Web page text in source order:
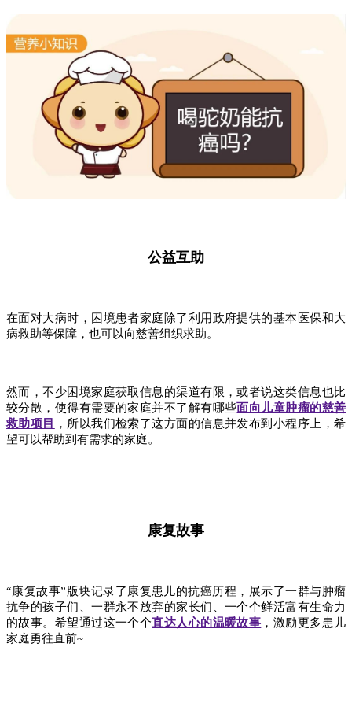
公益互助
在面对大病时，困境患者家庭除了利用政府提供的基本医保和大
病救助等保障，也可以向慈善组织求助。
然而，不少困境家庭获取信息的渠道有限，或者说这类信息也比
较分散，使得有需要的家庭并不了解有哪些面向儿童肿瘤的慈善
救助项目
，所以我们检索了这方面的信息并发布到小程序上，希
望可以帮助到有需求的家庭。
康复故事
“康复故事”版块记录了康复患儿的抗癌历程，展示了一群与肿瘤
抗争的孩子们、一群永不放弃的家长们、一个个鲜活富有生命力
的故事。希望通过这一个个直达人心的温暖故事 ，激励更多患儿
家庭勇往直前~